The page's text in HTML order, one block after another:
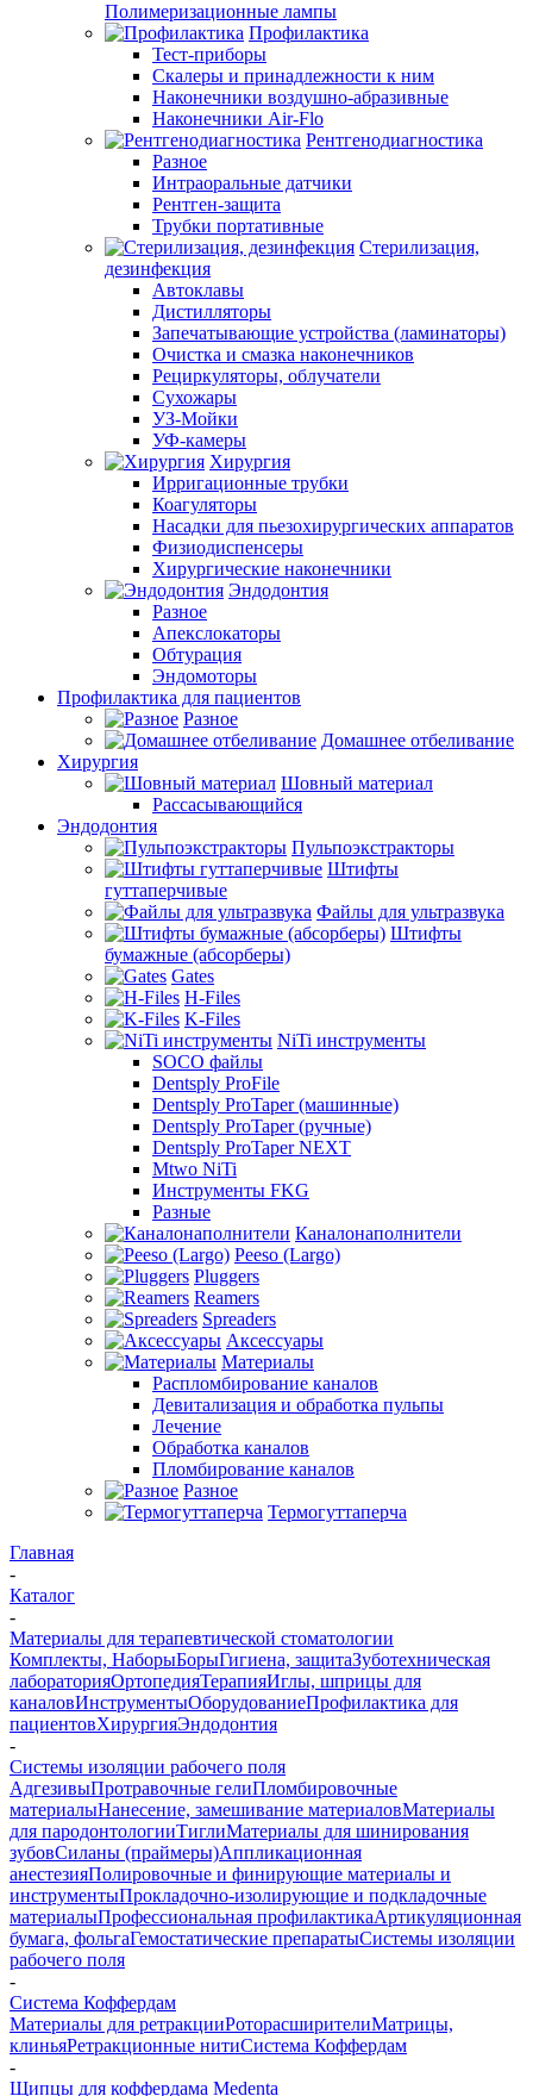
Полимеризационные лампы
Профилактика
Тест-приборы
Скалеры и принадлежности к ним
Наконечники воздушно-абразивные
Наконечники Air-Flo
Рентгенодиагностика
Разное
Интраоральные датчики
Рентген-защита
Трубки портативные
Стерилизация,
дезинфекция
Автоклавы
Дистилляторы
Запечатывающие устройства (ламинаторы)
Очистка и смазка наконечников
Рециркуляторы, облучатели
Сухожары
УЗ-Мойки
УФ-камеры
Хирургия
Ирригационные трубки
Коагуляторы
Насадки для пьезохирургических аппаратов
Физиодиспенсеры
Хирургические наконечники
Эндодонтия
Разное
Апекслокаторы
Обтурация
Эндомоторы
Профилактика для пациентов
Разное
Домашнее отбеливание
Хирургия
Шовный материал
Рассасывающийся
Эндодонтия
Пульпоэкстракторы
Штифты
гуттаперчивые
Файлы для ультразвука
Штифты
бумажные (абсорберы)
Gates
H-Files
K-Files
NiTi инструменты
SOCO файлы
Dentsply ProFile
Dentsply ProTaper (машинные)
Dentsply ProTaper (ручные)
Dentsply ProTaper NEXT
Mtwo NiTi
Инструменты FKG
Разные
Каналонаполнители
Peeso (Largo)
Pluggers
Reamers
Spreaders
Аксессуары
Материалы
Распломбирование каналов
Девитализация и обработка пульпы
Лечение
Обработка каналов
Пломбирование каналов
Разное
Термогуттаперча
Главная
-
Каталог
-
Материалы для терапевтической стоматологии
Комплекты, НаборыБорыГигиена, защитаЗуботехническая
лабораторияОртопедияТерапияИглы, шприцы для
каналовИнструментыОборудованиеПрофилактика для
пациентовХирургияЭндодонтия
-
Системы изоляции рабочего поля
АдгезивыПротравочные гелиПломбировочные
материалыНанесение, замешивание материаловМатериалы
для пародонтологииТиглиМатериалы для шинирования
зубовСиланы (праймеры)Аппликационная
анестезияПолировочные и финирующие материалы и
инструментыПрокладочно-изолирующие и подкладочные
материалыПрофессиональная профилактикаАртикуляционная
бумага, фольгаГемостатические препаратыСистемы изоляции
рабочего поля
-
Система Коффердам
Материалы для ретракцииРоторасширителиМатрицы,
клиньяРетракционные нитиСистема Коффердам
-
Щипцы для коффердама Medenta